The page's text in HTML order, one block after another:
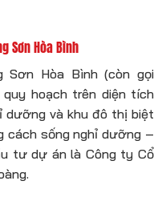
Sơn Hòa Bình
Sơn Hòa Bình (còn gọi
hoạch trên diện tích
dưỡng và khu đô thị biệt
cách sống nghỉ dưỡng –
tư dự án là Công ty Cổ